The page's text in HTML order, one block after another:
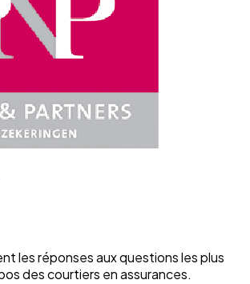
les réponses aux questions les plus
des courtiers en assurances.